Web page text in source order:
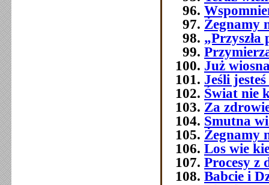
Żegnamy
„Przyszła
Już
Jeśli
Świat nie
Za
Smutna
Żegnamy
Los wie
Procesy z
Babcie i